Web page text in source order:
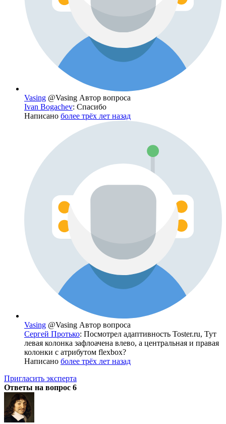
Vasing @Vasing Автор вопроса
Ivan Bogachev: Спасибо
Написано более трёх лет назад
Vasing @Vasing Автор вопроса
Сергей Протько: Посмотрел адаптивность Toster.ru, Тут
левая колонка зафлоачена влево, а центральная и правая
колонки с атрибутом flexbox?
Написано более трёх лет назад
Пригласить эксперта
Ответы на вопрос 6